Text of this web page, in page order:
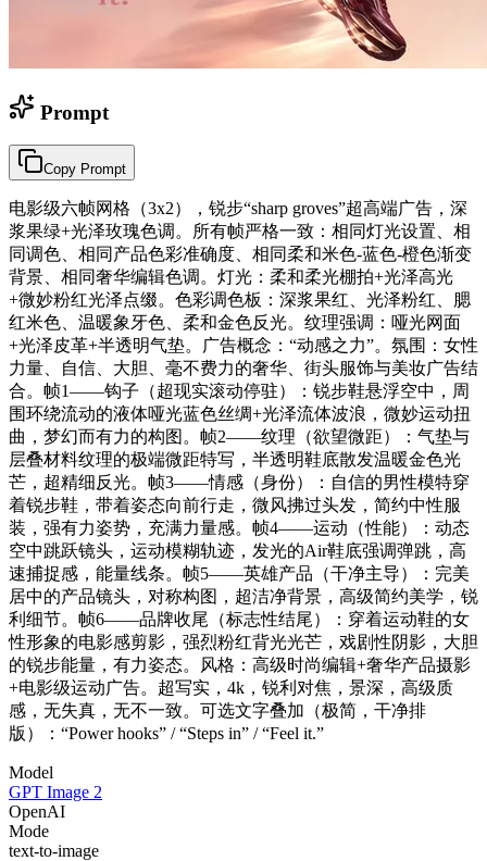
Prompt
Copy Prompt
电影级六帧网格（3x2），锐步“sharp groves”超高端广告，深
浆果绿+光泽玫瑰色调。所有帧严格一致：相同灯光设置、相
同调色、相同产品色彩准确度、相同柔和米色-蓝色-橙色渐变
背景、相同奢华编辑色调。灯光：柔和柔光棚拍+光泽高光
+微妙粉红光泽点缀。色彩调色板：深浆果红、光泽粉红、腮
红米色、温暖象牙色、柔和金色反光。纹理强调：哑光网面
+光泽皮革+半透明气垫。广告概念：“动感之力”。氛围：女性
力量、自信、大胆、毫不费力的奢华、街头服饰与美妆广告结
合。帧1——钩子（超现实滚动停驻）：锐步鞋悬浮空中，周
围环绕流动的液体哑光蓝色丝绸+光泽流体波浪，微妙运动扭
曲，梦幻而有力的构图。帧2——纹理（欲望微距）：气垫与
层叠材料纹理的极端微距特写，半透明鞋底散发温暖金色光
芒，超精细反光。帧3——情感（身份）：自信的男性模特穿
着锐步鞋，带着姿态向前行走，微风拂过头发，简约中性服
装，强有力姿势，充满力量感。帧4——运动（性能）：动态
空中跳跃镜头，运动模糊轨迹，发光的Air鞋底强调弹跳，高
速捕捉感，能量线条。帧5——英雄产品（干净主导）：完美
居中的产品镜头，对称构图，超洁净背景，高级简约美学，锐
利细节。帧6——品牌收尾（标志性结尾）：穿着运动鞋的女
性形象的电影感剪影，强烈粉红背光光芒，戏剧性阴影，大胆
的锐步能量，有力姿态。风格：高级时尚编辑+奢华产品摄影
+电影级运动广告。超写实，4k，锐利对焦，景深，高级质
感，无失真，无不一致。可选文字叠加（极简，干净排
版）：“Power hooks” / “Steps in” / “Feel it.”
Model
GPT Image 2
OpenAI
Mode
text-to-image